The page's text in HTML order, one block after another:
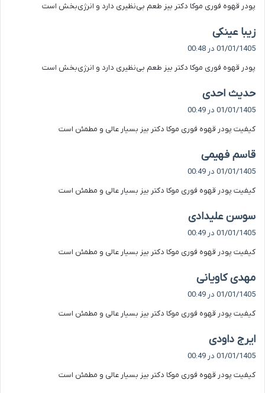
:
پودر قهوه فوری موکا دکتر بیز طعم بی‌نظیری دارد و انرژی‌بخش است
زیبا عینکی
:
01/01/1405 در 00:48
پودر قهوه فوری موکا دکتر بیز طعم بی‌نظیری دارد و انرژی‌بخش است
حدیث احدی
ف
:
01/01/1405 در 00:49
کیفیت پودر قهوه فوری موکا دکتر بیز بسیار عالی و مطمئن است
قاسم فهیمی
ف
:
01/01/1405 در 00:49
کیفیت پودر قهوه فوری موکا دکتر بیز بسیار عالی و مطمئن است
سوسن علیدادی
:
01/01/1405 در 00:49
کیفیت پودر قهوه فوری موکا دکتر بیز بسیار عالی و مطمئن است
مهدی کاویانی
ف
:
01/01/1405 در 00:49
کیفیت پودر قهوه فوری موکا دکتر بیز بسیار عالی و مطمئن است
ایرج داودی
ف
:
01/01/1405 در 00:49
کیفیت پودر قهوه فوری موکا دکتر بیز بسیار عالی و مطمئن است